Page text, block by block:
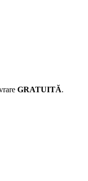
GRATUITĂ.